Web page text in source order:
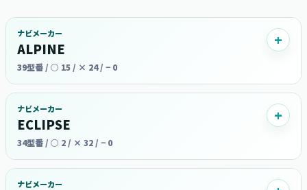
ナビメーカー
ALPINE
39型番 / ○ 15 / × 24 / − 0
ナビメーカー
ECLIPSE
34型番 / ○ 2 / × 32 / − 0
ナビメーカー